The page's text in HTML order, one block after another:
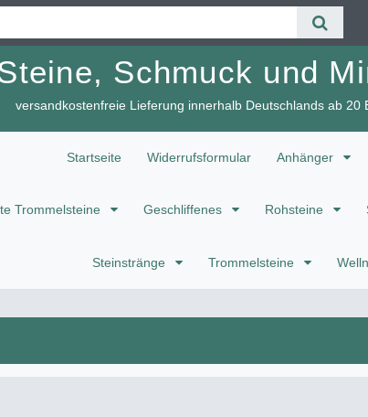
Schmuck und
versandkostenfreie Lieferung innerhalb Deutschlands ab 20
Startseite Widerrufsformular Anhänger
Trommelsteine Geschliffenes Rohsteine
Steinstränge Trommelsteine